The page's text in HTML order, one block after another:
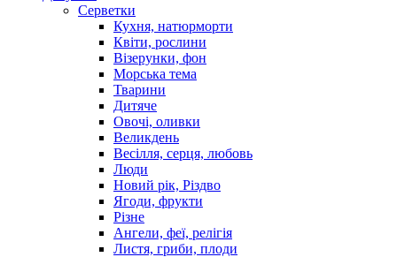
Серветки
Кухня, натюрморти
Квіти, рослини
Візерунки, фон
Морська тема
Тварини
Дитяче
Овочі, оливки
Великдень
Весілля, серця, любовь
Люди
Новий рік, Різдво
Ягоди, фрукти
Різне
Ангели, феї, релігія
Листя, гриби, плоди